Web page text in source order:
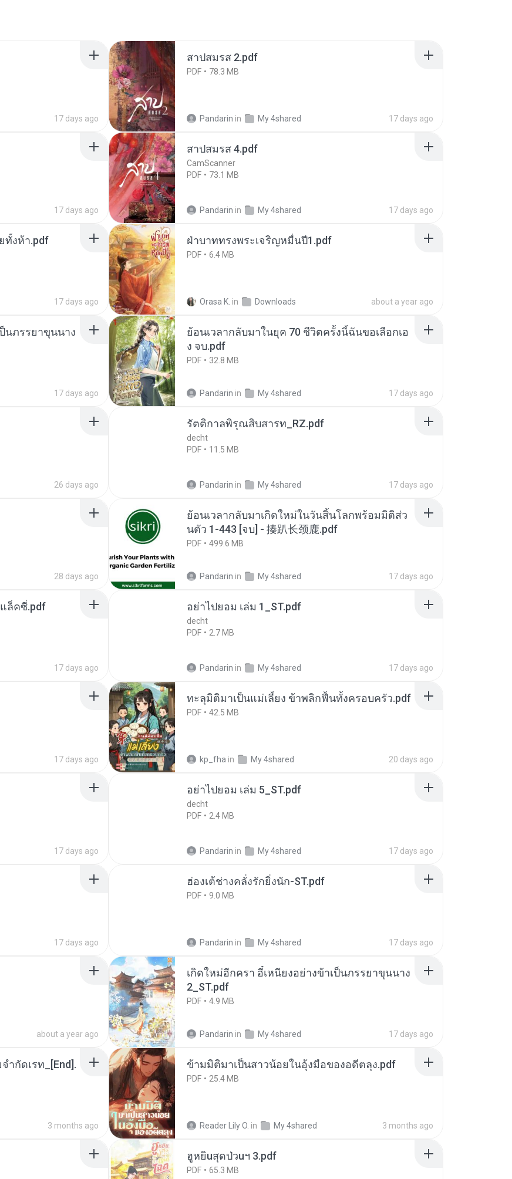
17 days ago
สาปสมรส 2.pdf
PDF 78.3 MB
Pandarin in My 4shared 17 days ago
17 days ago
สาปสมรส 4.pdf
CamScanner
PDF
73.1 MB
Pandarin in My 4shared 17 days ago
ทั้งห้า.pdf
17 days ago
ฝ่าบาททรงพระเจริญหมื่นปี1.pdf
PDF 6.4 MB
Orasa K. in Downloads about a year ago
นภรรยาขุนนาง
17 days ago
ย้อนเวลากลับมาในยุค 70 ชีวิตครั้งนี้ฉันขอเลือกเอ
ง จบ.pdf
PDF 32.8 MB
Pandarin in My 4shared 17 days ago
26 days ago
รัตติกาลพิรุณสิบสารท_RZ.pdf
decht
PDF
11.5 MB
Pandarin in My 4shared 17 days ago
28 days ago
ย้อนเวลากลับมาเกิดใหม่ในวันสิ้นโลกพร้อมมิติส่ว
นตัว 1-443 [จบ] - 揍趴长颈鹿.pdf
PDF 499.6 MB
Pandarin in My 4shared 17 days ago
ล็คซี่.pdf
17 days ago
อย่าไปยอม เล่ม 1_ST.pdf
decht
PDF
2.7 MB
Pandarin in My 4shared 17 days ago
17 days ago
ทะลุมิติมาเป็นแม่เลี้ยง ข้าพลิกฟื้นทั้งครอบครัว.pdf
PDF 42.5 MB
kp_fha in My 4shared 20 days ago
17 days ago
อย่าไปยอม เล่ม 5_ST.pdf
decht
PDF
2.4 MB
Pandarin in My 4shared 17 days ago
17 days ago
ฮ่องเต้ช่างคลั่งรักยิ่งนัก-ST.pdf
PDF 9.0 MB
Pandarin in My 4shared 17 days ago
about a year ago
เกิดใหม่อีกครา อี๋เหนียงอย่างข้าเป็นภรรยาขุนนาง
2_ST.pdf
PDF 4.9 MB
Pandarin in My 4shared 17 days ago
ำกัดเรท_[End].
3 months ago
ข้ามมิติมาเป็นสาวน้อยในอุ้งมือของอดีตลุง.pdf
PDF 25.4 MB
Reader Lily O. in My 4shared 3 months ago
ฮูหยิuสุดป่วuฯ 3.pdf
PDF 65.3 MB